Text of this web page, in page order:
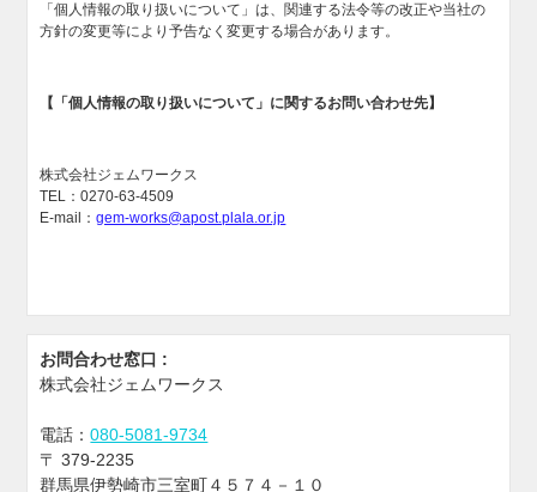
「個人情報の取り扱いについて」は、関連する法令等の改正や当社の
方針の変更等により予告なく変更する場合があります。
【「個人情報の取り扱いについて」に関するお問い合わせ先】
株式会社ジェムワークス
TEL：0270-63-4509
E-mail：gem-works@apost.plala.or.jp
お問合わせ窓口 :
株式会社ジェムワークス
電話：080-5081-9734
〒379-2235
群馬県伊勢崎市三室町４５７４－１０